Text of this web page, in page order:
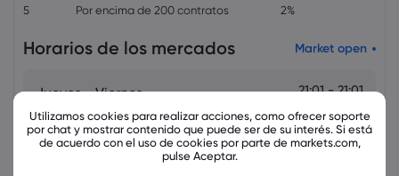
5 Por encima de 200 contratos 2%
Horarios de los mercados Market open
Jueves - Viernes 21:01 - 21:01
Sábado - Domingo 21:01 - 21:01
Utilizamos cookies para realizar acciones, como ofrecer soporte
por chat y mostrar contenido que puede ser de su interés. Si está
de acuerdo con el uso de cookies por parte de markets.com,
pulse Aceptar.